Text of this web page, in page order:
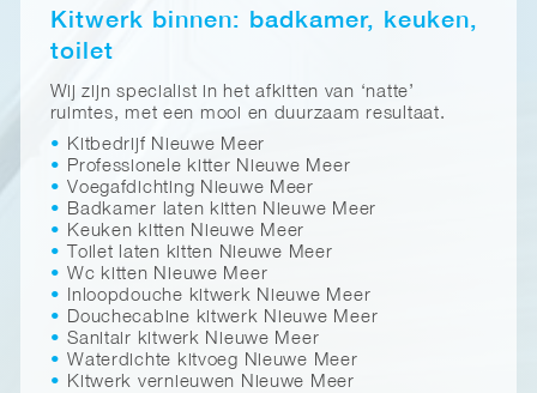
Kitwerk binnen: badkamer, keuken,
toilet
Wij zijn specialist in het afkitten van ‘natte’
ruimtes, met een mooi en duurzaam resultaat.
Kitbedrijf Nieuwe Meer
Professionele kitter Nieuwe Meer
Voegafdichting Nieuwe Meer
Badkamer laten kitten Nieuwe Meer
Keuken kitten Nieuwe Meer
Toilet laten kitten Nieuwe Meer
Wc kitten Nieuwe Meer
Inloopdouche kitwerk Nieuwe Meer
Douchecabine kitwerk Nieuwe Meer
Sanitair kitwerk Nieuwe Meer
Waterdichte kitvoeg Nieuwe Meer
Kitwerk vernieuwen Nieuwe Meer